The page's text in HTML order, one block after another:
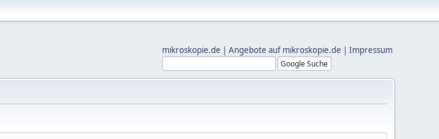
mikroskopie.de | Angebote auf mikroskopie.de | Impressum